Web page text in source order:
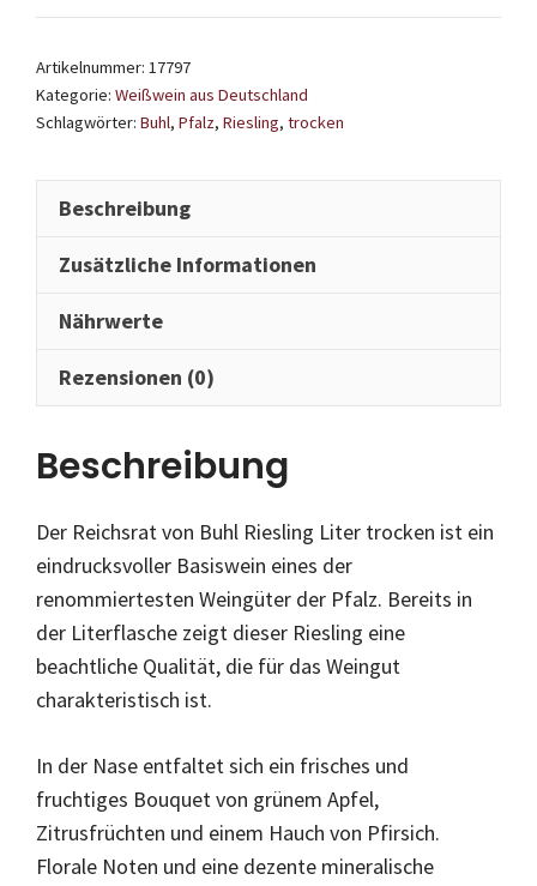
trocken
2024
Menge
Artikelnummer: 17797
Kategorie: Weißwein aus Deutschland
Schlagwörter: Buhl, Pfalz, Riesling, trocken
Beschreibung
Zusätzliche Informationen
Nährwerte
Rezensionen (0)
Beschreibung
Der Reichsrat von Buhl Riesling Liter trocken ist ein
eindrucksvoller Basiswein eines der
renommiertesten Weingüter der Pfalz. Bereits in
der Literflasche zeigt dieser Riesling eine
beachtliche Qualität, die für das Weingut
charakteristisch ist.
In der Nase entfaltet sich ein frisches und
fruchtiges Bouquet von grünem Apfel,
Zitrusfrüchten und einem Hauch von Pfirsich.
Florale Noten und eine dezente mineralische